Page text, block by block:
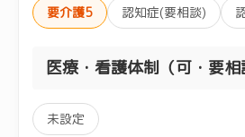
要介護5
認知症(要相談)
医療・看護体制（可・要相
未設定